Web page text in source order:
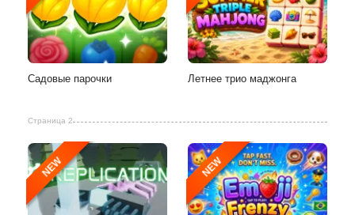
Садовые парочки Летнее трио маджонга
Страница 2
NEW NEW